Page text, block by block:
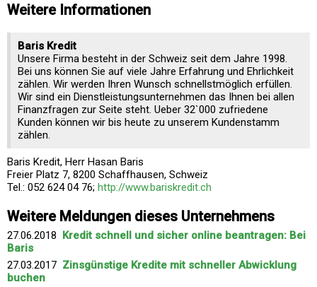
Weitere Informationen
Baris Kredit
Unsere Firma besteht in der Schweiz seit dem Jahre 1998.
Bei uns können Sie auf viele Jahre Erfahrung und Ehrlichkeit
zählen. Wir werden Ihren Wunsch schnellstmöglich erfüllen.
Wir sind ein Dienstleistungsunternehmen das Ihnen bei allen
Finanzfragen zur Seite steht. Ueber 32`000 zufriedene
Kunden können wir bis heute zu unserem Kundenstamm
zählen.
Baris Kredit, Herr Hasan Baris
Freier Platz 7, 8200 Schaffhausen, Schweiz
Tel.: 052 624 04 76; http://www.bariskredit.ch
Weitere Meldungen dieses Unternehmens
27.06.2018 Kredit schnell und sicher online beantragen: Bei
Baris
27.03.2017 Zinsgünstige Kredite mit schneller Abwicklung
buchen